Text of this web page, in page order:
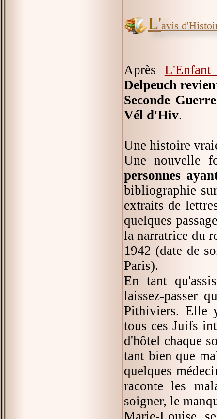
L'avis
Après L'Enfant
Delpeuch
Seconde
Vél d'Hiv.
Une histoire
Une nouvelle
personnes
bibliographie
extraits de
quelques
la narratrice du
1942 (date de
Paris).
En tant
laissez-passer
Pithiviers. Elle
tous ces Juifs
d'hôtel chaque
tant bien que
quelques
raconte les
soigner, le